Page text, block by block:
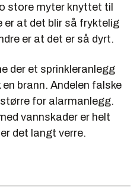
store myter knyttet til
er at det blir så fryktelig
er at det er så dyrt.
der et sprinkleranlegg
brann. Andelen falske
for alarmanlegg.
vannskader er helt
det langt verre.